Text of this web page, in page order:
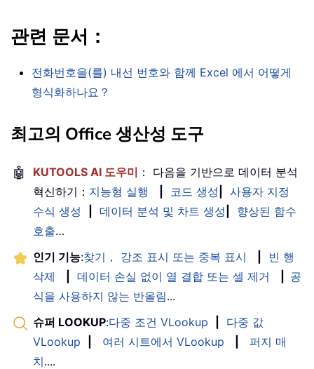
관련 문서：
전화번호을(를) 내선 번호와 함께 Excel 에서 어떻게
형식화하나요？
최고의 Office 생산성 도구
🤖 KUTOOLS AI 도우미 ： 다음을 기반으로 데이터 분석
혁신하기： 지능형 실행 코드 생성
사용자 지정
수식 생성
데이터 분석 및 차트 생성
향상된 함수
호출…
인기 기능:찾기， 강조 표시 또는 중복 표시
빈 행
삭제
데이터 손실 없이 열 결합 또는 셀 제거
공
식을 사용하지 않는 반올림...
슈퍼 LOOKUP:다중 조건 VLookup
다중 값
VLookup
여러 시트에서 VLookup
퍼지 매
치....